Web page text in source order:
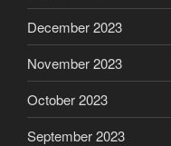
December 2023
November 2023
October 2023
September 2023